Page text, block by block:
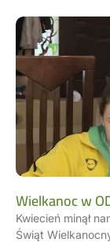
Wielkanoc w
Kwiecień minął
Świąt